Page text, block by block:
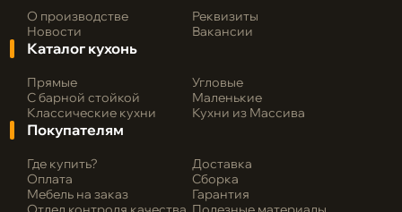
О производстве
Реквизиты
Новости
Вакансии
Каталог кухонь
Прямые
Угловые
С барной стойкой
Маленькие
Классические кухни
Кухни из Массива
Покупателям
Где купить?
Доставка
Оплата
Сборка
Мебель на заказ
Гарантия